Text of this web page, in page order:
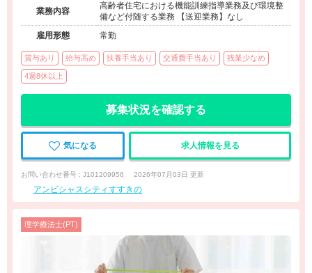
業務内容
高齢者住宅における機能訓練指導業務及び環境整
備など付随する業務 【送迎業務】なし
雇用形態
常勤
賞与あり 給与高め 扶養手当あり 交通費手当あり 残業少なめ
4週8休以上
募集状況を確認する
気になる 求人情報を見る
お問い合わせ番号 : J101209956 2026年07月03日 更新
アンビシャスシティすすきの
理学療法士(PT)